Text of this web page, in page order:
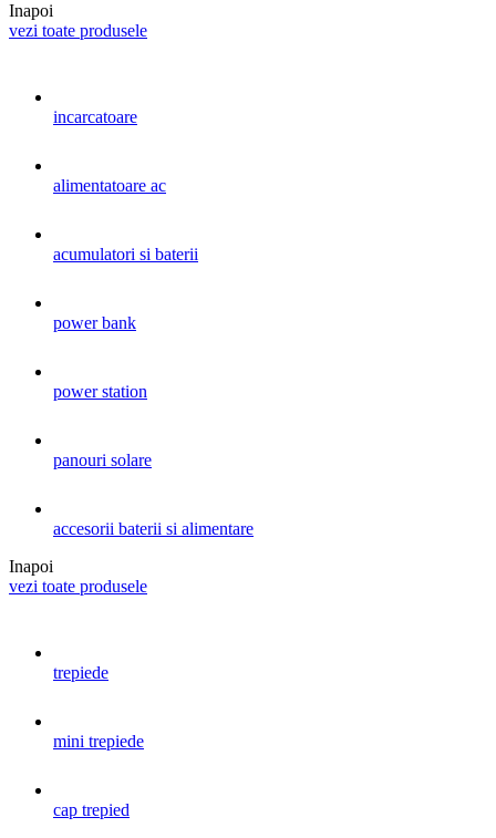
Inapoi
vezi toate produsele
incarcatoare
alimentatoare ac
acumulatori si baterii
power bank
power station
panouri solare
accesorii baterii si alimentare
Inapoi
vezi toate produsele
trepiede
mini trepiede
cap trepied